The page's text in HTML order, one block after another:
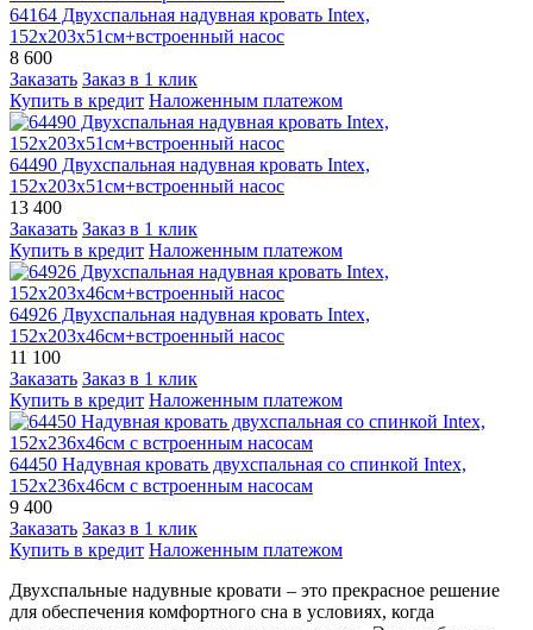
64164 Двухспальная надувная кровать Intex,
152х203х51см+встроенный насос
8 600
Заказать Заказ в 1 клик
Купить в кредит Наложенным платежом
64490 Двухспальная надувная кровать Intex,
152х203х51см+встроенный насос
13 400
Заказать Заказ в 1 клик
Купить в кредит Наложенным платежом
64926 Двухспальная надувная кровать Intex,
152х203х46см+встроенный насос
11 100
Заказать Заказ в 1 клик
Купить в кредит Наложенным платежом
64450 Надувная кровать двухспальная со спинкой Intex,
152х236х46см с встроенным насосам
9 400
Заказать Заказ в 1 клик
Купить в кредит Наложенным платежом
Двухспальные надувные кровати – это прекрасное решение
для обеспечения комфортного сна в условиях, когда